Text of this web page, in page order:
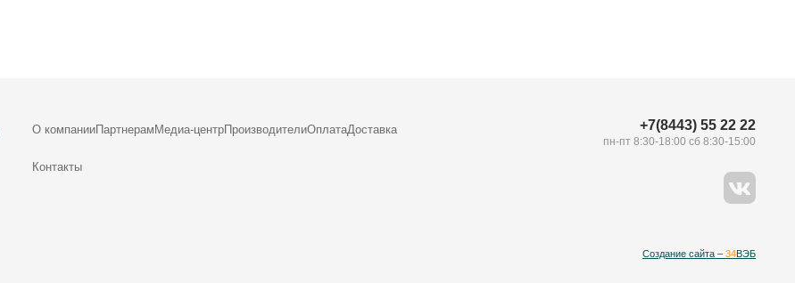
О компанииПартнерам Медиа-центрПроизводителиОплатаДоставка
Контакты
+7(8443) 55 22 22
пн-пт 8:30-18:00 сб 8:30-15:00
Создание сайта – 34ВЭБ